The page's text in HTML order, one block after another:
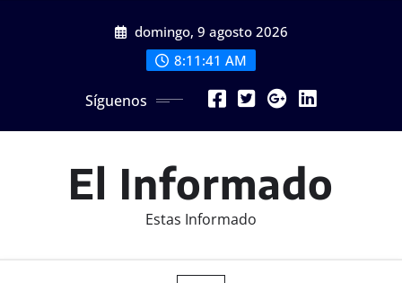
domingo, 9 agosto 2026
8:11:43 AM
Síguenos
El Informado
Estas Informado